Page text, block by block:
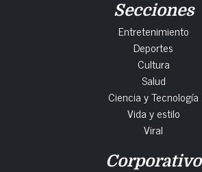
Secciones
Entretenimiento
Deportes
Cultura
Salud
Ciencia y Tecnología
Vida y estilo
Viral
Corporativo